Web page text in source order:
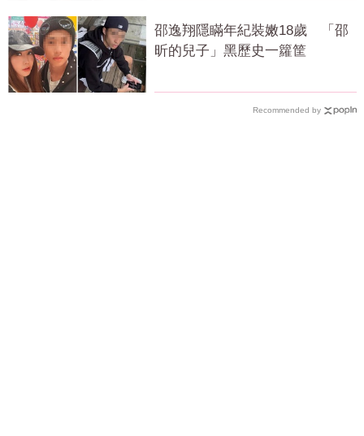
邵逸翔隱瞞年紀裝嫩18歲 「邵
昕的兒子」黑歷史一籮筐
Recommended by